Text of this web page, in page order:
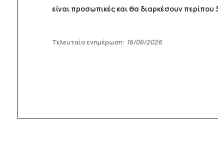
είναι προσωπικές και θα διαρκέσουν περίπου
Τελευταία ενημέρωση: 16/06/2026